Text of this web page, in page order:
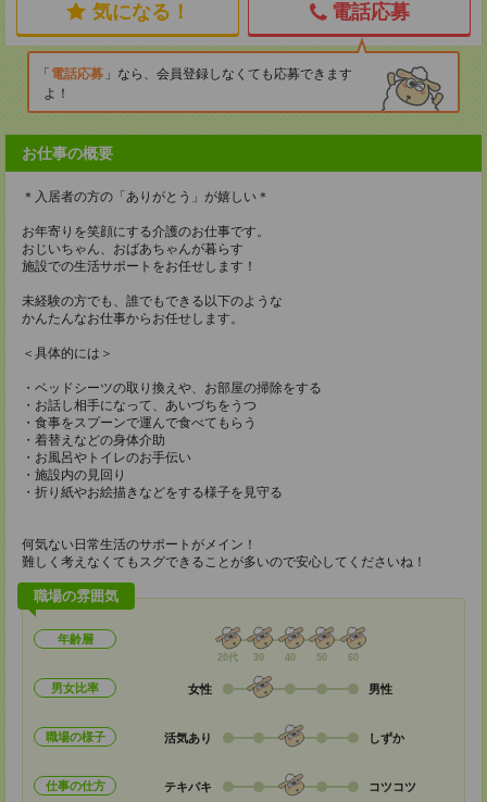
気になる！ 電話応募
電話応募
なら、会員登録しなくても応募できます
よ！
お仕事の概要
＊入居者の方の「ありがとう」が嬉しい＊
お年寄りを笑顔にする介護のお仕事です。
おじいちゃん、おばあちゃんが暮らす
施設での生活サポートをお任せします！
未経験の方でも、誰でもできる以下のような
かんたんなお仕事からお任せします。
＜具体的には＞
・ベッドシーツの取り換えや、お部屋の掃除をする
・お話し相手になって、あいづちをうつ
・食事をスプーンで運んで食べてもらう
・着替えなどの身体介助
・お風呂やトイレのお手伝い
・施設内の見回り
・折り紙やお絵描きなどをする様子を見守る
何気ない日常生活のサポートがメイン！
難しく考えなくてもスグできることが多いので安心してくださいね！
職場の雰囲気
年齢層
20代 30 40 50 60
男女比率 女性 男性
職場の様子 活気あり しずか
仕事の仕方 テキパキ コツコツ